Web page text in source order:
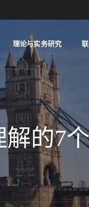
理论与实务研究
的7